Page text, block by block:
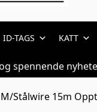
ID-TAGS KATT
spennende
Stålwire 15m